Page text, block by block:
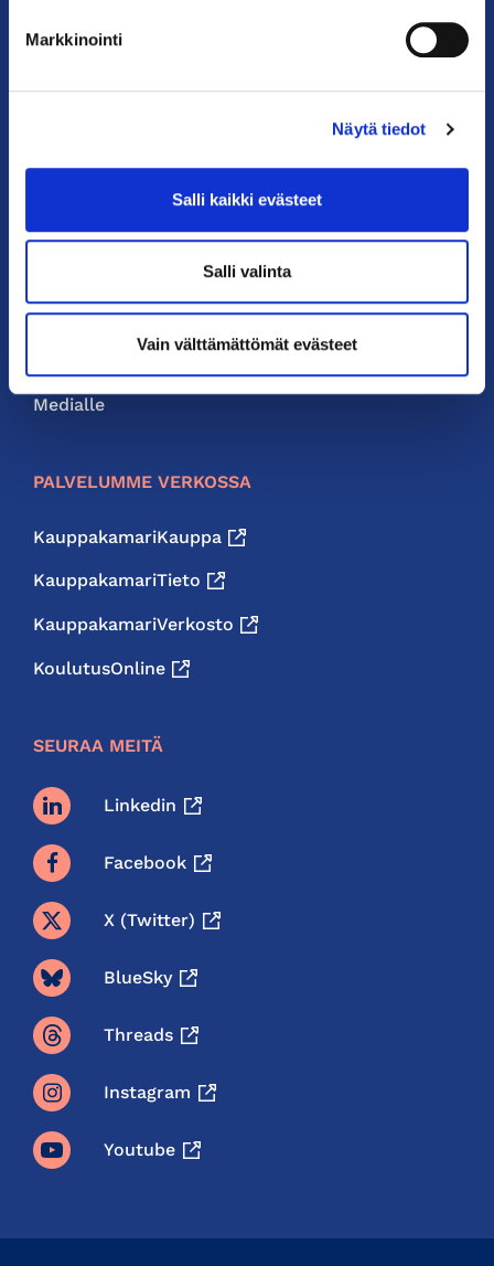
Markkinointi
Näytä tiedot
Salli kaikki evästeet
Salli valinta
Vain välttämättömät evästeet
PIKALINKIT
Yhteystiedot
Neuvonta ja palvelut
Medialle
PALVELUMME VERKOSSA
KauppakamariKauppa
KauppakamariTieto
KauppakamariVerkosto
KoulutusOnline
SEURAA MEITÄ
Linkedin
Facebook
X (twitter)
BlueSky
Threads
Instagram
Youtube